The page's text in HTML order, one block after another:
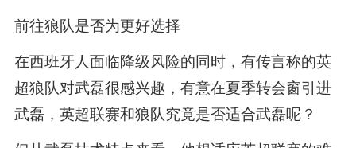
前往狼队是否为更好选择
在西班牙人面临降级风险的同时，有传言称的英
超狼队对武磊很感兴趣，有意在夏季转会窗引进
武磊，英超联赛和狼队究竟是否适合武磊呢？